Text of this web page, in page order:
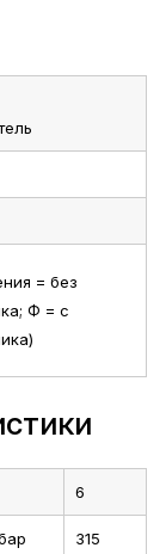
= без
Ф = с
6
315